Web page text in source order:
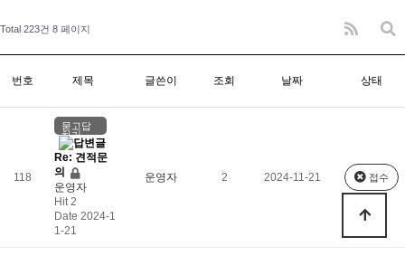
Total 223건 8 페이지
번호 제목 글쓴이 조회 날짜 상태
118
묻고답
하기
Re: 견적문
의
운영자
Hit 2
Date 2024-1
1-21
운영자 2 2024-11-21 접수